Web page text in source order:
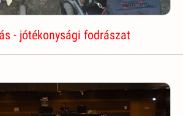
- jótékonysági fodrászat